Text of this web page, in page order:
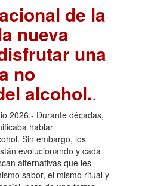
de la
nueva
una
no
alcohol..
2026.- Durante décadas,
hablar
Sin embargo, los
evolucionando y cada
alternativas que les
sabor, el mismo ritual y